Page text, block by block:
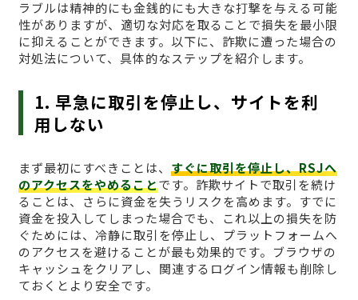
ラブルは精神的にも金銭的にも大きな打撃を与える可能
性がありますが、適切な対応を取ることで損失を最小限
に抑えることができます。以下に、詐欺に遭った場合の
対処法について、具体的なステップを紹介します。
1. 早急に取引を停止し、サイトを利
用しない
まず最初にすべきことは、 すぐに取引を停止し、RSJへ
のアクセスをやめることです。詐欺サイトで取引を続け
ることは、さらに資金を失うリスクを高めます。すでに
資金を投入してしまった場合でも、これ以上の損失を防
ぐためには、冷静に取引を停止し、プラットフォームへ
のアクセスを避けることが最も効果的です。ブラウザの
キャッシュをクリアし、関連するログイン情報も削除し
ておくとより安全です。